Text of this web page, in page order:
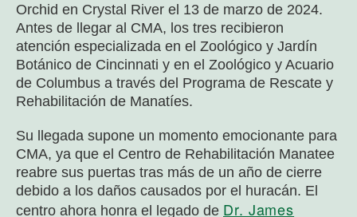
Orchid en Crystal River el 13 de marzo de 2024.
Antes de llegar al CMA, los tres recibieron
atención especializada en el Zoológico y Jardín
Botánico de Cincinnati y en el Zoológico y Acuario
de Columbus a través del Programa de Rescate y
Rehabilitación de Manatíes.
Su llegada supone un momento emocionante para
CMA, ya que el Centro de Rehabilitación Manatee
reabre sus puertas tras más de un año de cierre
debido a los daños causados por el huracán. El
centro ahora honra el legado de Dr. James